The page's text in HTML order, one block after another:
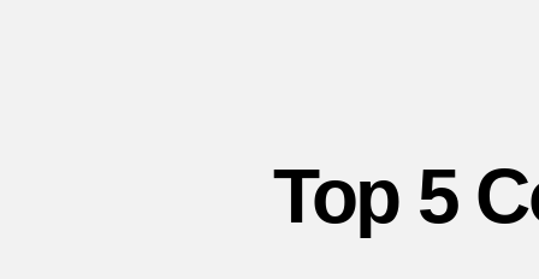
Top 5